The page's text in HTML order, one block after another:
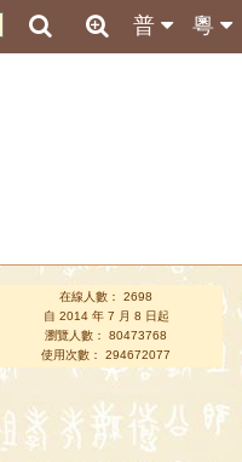
粵
普
在線人數： 2698
自 2014 年 7 月 8 日起
瀏覽人數： 80473768
使用次數： 294672077